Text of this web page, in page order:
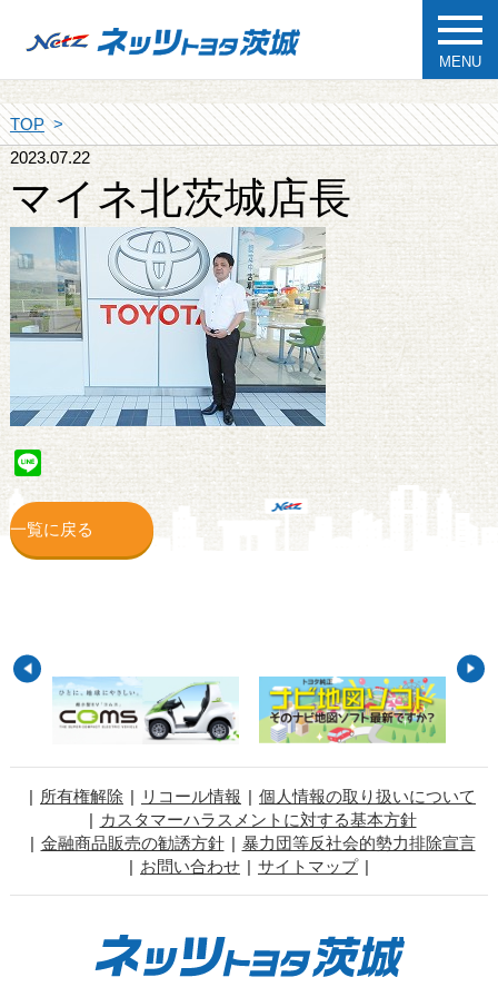
MENU
TOP
2023.07.22
マイネ北茨城店長
Line
一覧に戻る
所有権解除 リコール情報
個人情報の取り扱いについて
カスタマーハラスメントに対する基本方針
金融商品販売の勧誘方針
暴力団等反社会的勢力排除宣言
お問い合わせ
サイトマップ